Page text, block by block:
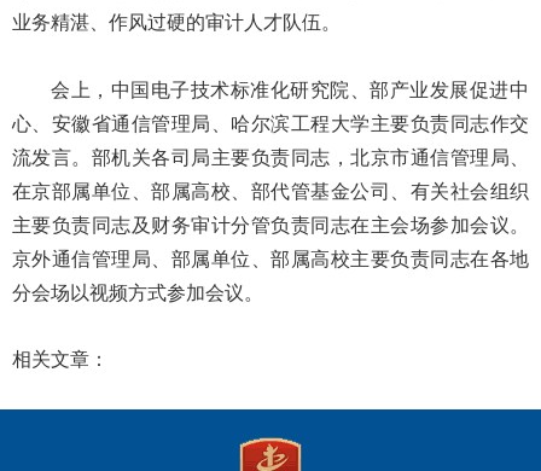
业务精湛、作风过硬的审计人才队伍。
会上，中国电子技术标准化研究院、部产业发展促进中
心、安徽省通信管理局、哈尔滨工程大学主要负责同志作交
流发言。部机关各司局主要负责同志，北京市通信管理局、
在京部属单位、部属高校、部代管基金公司、有关社会组织
主要负责同志及财务审计分管负责同志在主会场参加会议。
京外通信管理局、部属单位、部属高校主要负责同志在各地
分会场以视频方式参加会议。
相关文章：